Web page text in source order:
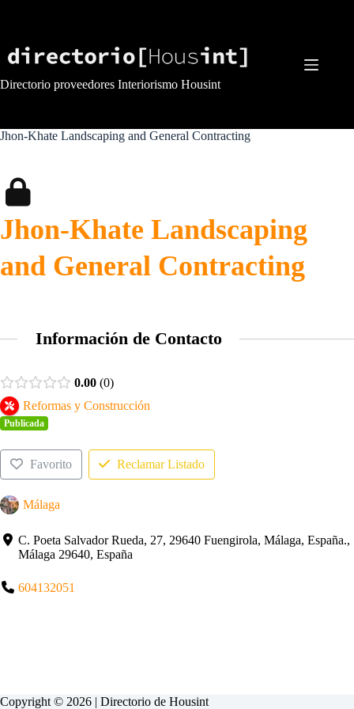
Directorio proveedores Interiorismo Housint
Jhon-Khate Landscaping and General Contracting
Jhon-Khate Landscaping
and General Contracting
Información de Contacto
0.00 0
Reformas y Construcción
Publicada
Favorito Reclamar Listado
Málaga
C. Poeta Salvador Rueda, 27, 29640 Fuengirola, Málaga, España.,
Málaga 29640, España
604132051
Copyright © 2026 | Directorio de Housint